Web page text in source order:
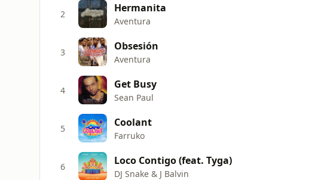
2 Hermanita
Aventura
3 Obsesión
Aventura
4 Get Busy
Sean Paul
5 Coolant
Farruko
6 Loco Contigo (feat. Tyga)
DJ Snake & J Balvin